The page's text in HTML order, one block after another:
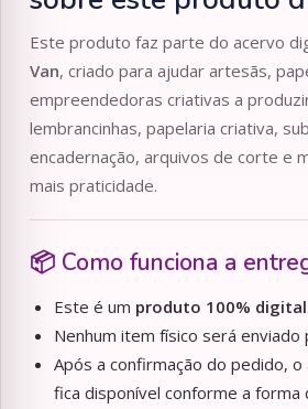
Este produto faz parte do acervo
Van, criado para ajudar artesãs,
empreendedoras criativas a
lembrancinhas, papelaria criativa,
encadernação, arquivos de corte e
mais praticidade.
📦 Como funciona a
Este é um produto 100% digital.
Nenhum item físico será enviado
Após a confirmação do pedido,
fica disponível conforme a forma